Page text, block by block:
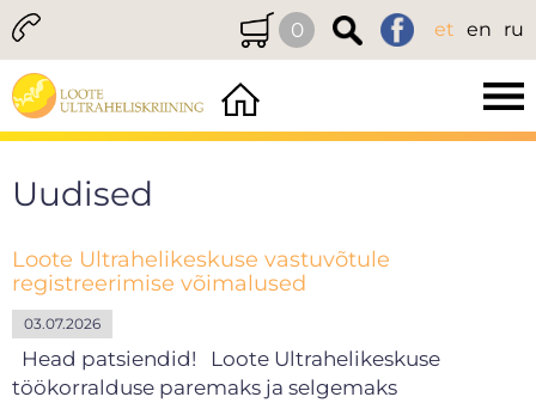
0 et en ru
Uudised
Loote Ultrahelikeskuse vastuvõtule
registreerimise võimalused
03.07.2026
Head patsiendid! Loote Ultrahelikeskuse
töökorralduse paremaks ja selgemaks